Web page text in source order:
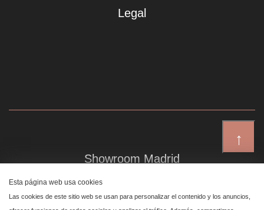
↑
Legal
Showroom Madrid
Plaza de Canalejas 6, 4 izq
Centro, 28014 Madrid
Esta página web usa cookies
Las cookies de este sitio web se usan para personalizar el contenido y los anuncios,